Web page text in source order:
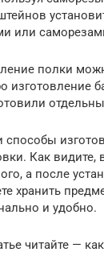
или
полки
изготовление
Как видите,
а после
хранить
и удобно.
читайте —